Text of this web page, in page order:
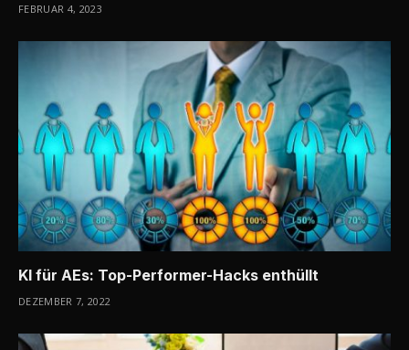
FEBRUAR 4, 2023
KI für AEs: Top-Performer-Hacks enthüllt
DEZEMBER 7, 2022